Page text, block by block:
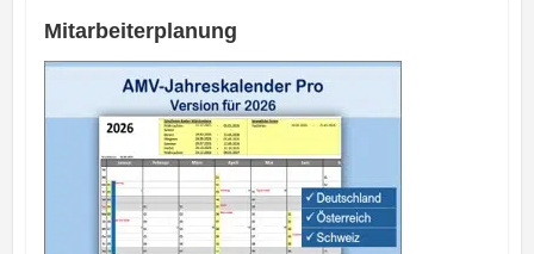
Mitarbeiterplanung